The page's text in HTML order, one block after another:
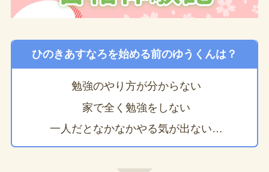
ひのきあすなろを始める前のゆうくんは？
勉強のやり方が分からない
家で全く勉強をしない
一人だとなかなかやる気が出ない…